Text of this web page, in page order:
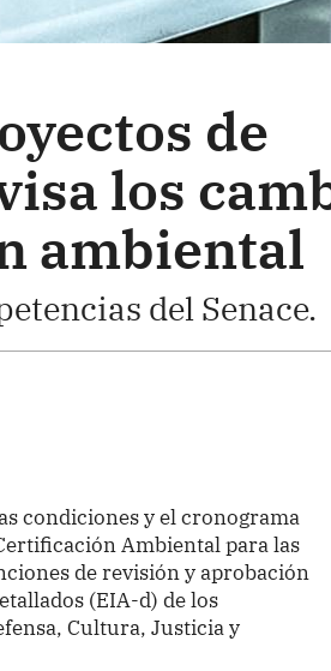
de
los
ambiental
del Senace.
condiciones y el cronograma
Ambiental para las
de revisión y aprobación
(EIA-d) de los
Cultura, Justicia y